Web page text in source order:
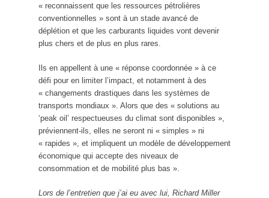
« reconnaissent que les ressources pétrolières
conventionnelles » sont à un stade avancé de
déplétion et que les carburants liquides vont devenir
plus chers et de plus en plus rares.
Ils en appellent à une « réponse coordonnée » à ce
défi pour en limiter l’impact, et notamment à des
« changements drastiques dans les systèmes de
transports mondiaux ». Alors que des « solutions au
‘peak oil’ respectueuses du climat sont disponibles »,
préviennent-ils, elles ne seront ni « simples » ni
« rapides », et impliquent un modèle de développement
économique qui accepte des niveaux de
consommation et de mobilité plus bas ».
Lors de l’entretien que j’ai eu avec lui, Richard Miller